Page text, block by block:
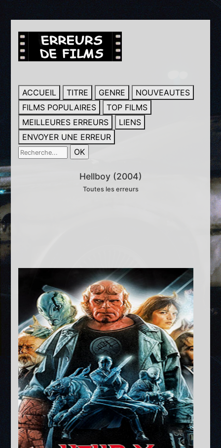
ACCUEIL TITRE GENRE
NOUVEAUTES
FILMS POPULAIRES
TOP FILMS
MEILLEURES ERREURS
LIENS
ENVOYER UNE ERREUR
Hellboy (2004)
Toutes les erreurs